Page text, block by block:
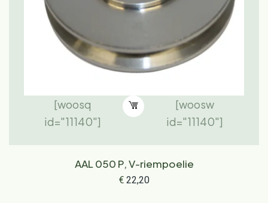
[woosq
id="11140"]
[woosw
id="11140"]
AAL 050 P, V-riempoelie
€22,20